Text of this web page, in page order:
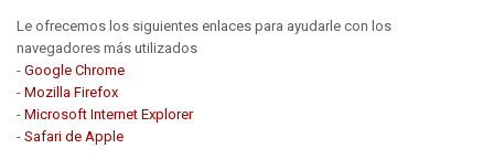
Le ofrecemos los siguientes enlaces para ayudarle con los
navegadores más utilizados
- Google Chrome
- Mozilla Firefox
- Microsoft Internet Explorer
- Safari de Apple